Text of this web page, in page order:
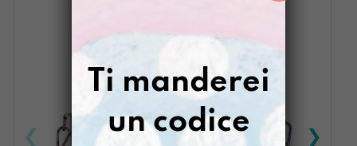
Ti manderei
un codice